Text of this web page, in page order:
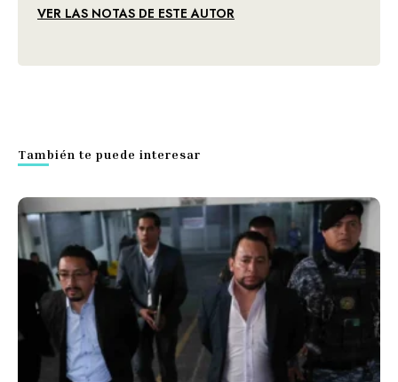
VER LAS NOTAS DE ESTE AUTOR
También te puede interesar